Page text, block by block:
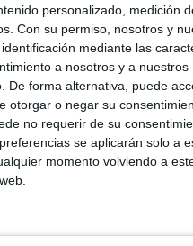
personalizado, medición
Con su permiso, nosotros y
mediante las
a nosotros y a
De forma alternativa, puede
otorgar o negar su
no requerir de su
se aplicarán solo a
momento volviendo a
su intervención
te lo agradece
que “el jurado
cuenta de la historia que
merecía en años
mundial a la
nuestro Pau Gasol,
haya llegado tan lejos no